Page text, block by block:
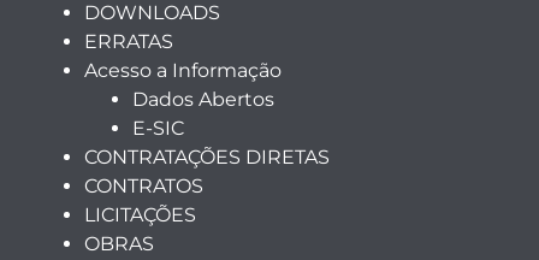
DOWNLOADS
ERRATAS
Acesso a Informação
Dados Abertos
E-SIC
CONTRATAÇÕES DIRETAS
CONTRATOS
LICITAÇÕES
OBRAS